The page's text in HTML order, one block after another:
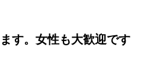
す。女性も大歓迎です